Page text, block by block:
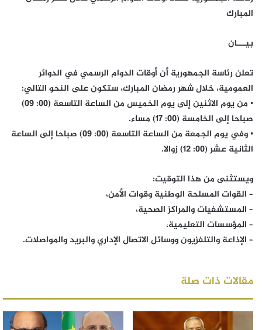
المبارك
بيـــان
تعلن رئاسة الجمهورية أن أوقات الدوام الرسمي في الدوائر
العمومية، خلال شهر رمضان المبارك، ستكون على النحو التالي:
• من يوم الاثنين إلى يوم الخميس من الساعة التاسعة (00: 09)
صباحا إلى الخامسة (00: 17) مساء.
• وفي يوم الجمعة من الساعة التاسعة (00: 09) صباحا إلى الساعة
الثانية عشر (00: 12) زوالا.
ويستثنى من هذا التوقيت:
– القوات المسلحة الوطنية وقوات الأمن،
– المستشفيات والمراكز الصحية،
– المؤسسات التعليمية،
– الإذاعة والتلفزيون ووسائل الاتصال الإداري والبريد والمواصلات.
مقالات ذات صلة